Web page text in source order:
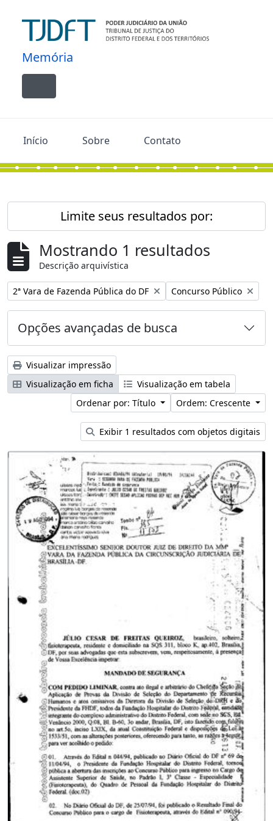
Memória
Toggle navigation
Início Sobre Contato
Limite seus resultados por:
Mostrando 1 resultados
Descrição arquivística
Remover filtro:
2ª Vara de Fazenda Pública do DF Remover filtro:
Concurso Público
Opções avançadas de busca
Visualizar impressão
Visualização em ficha
Visualização em tabela
Ordenar por: Título
Ordem: Crescente
Exibir 1 resultados com objetos digitais